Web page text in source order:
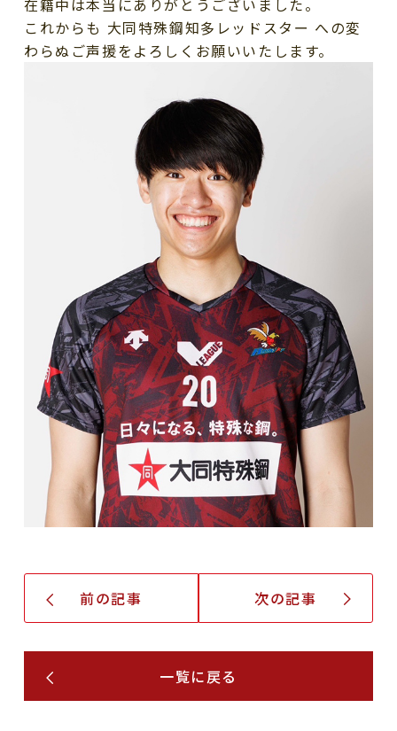
在籍中は本当にありがとうございました。
これからも 大同特殊鋼知多レッドスター への変
わらぬご声援をよろしくお願いいたします。
前の記事 次の記事
一覧に戻る